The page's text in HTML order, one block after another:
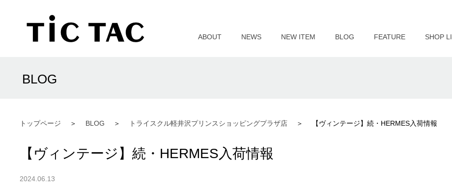
ABOUT NEWS NEW ITEM BLOG FEATURE SHOP
トップページ BLOG トライスクル軽井沢プリンスショッピングプラザ店 【ヴィンテージ】続・HERMES入荷情報
BLOG
【ヴィンテージ】続・HERMES入荷情報
2024.06.13